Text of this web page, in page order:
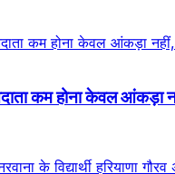
कम होना केवल आंकड़ा